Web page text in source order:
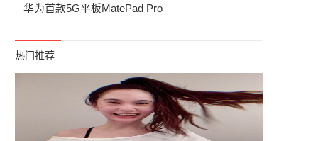
华为首款5G平板MatePad Pro
热门推荐